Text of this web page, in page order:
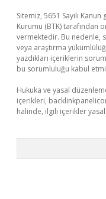
Sitemiz, 5651 Sayılı
Kurumu (BTK) tarafından
vermektedir. Bu nedenle,
veya araştırma
yazdıkları içeriklerin
bu sorumluluğu kabul
Hukuka ve yasal
içerikleri,
halinde, ilgili içerikler